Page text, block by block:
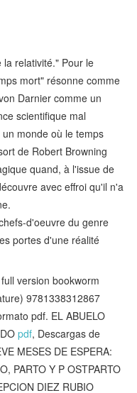
relativité." Pour le
mort" résonne comme
Darnier comme un
scientifique mal
monde où le temps
de Robert Browning
quand, à l'issue de
avec effroi qu'il n'a
d'oeuvre du genre
portes d'une réalité
version bookworm
9781338312867
pdf. EL ABUELO
pdf, Descargas de
MESES DE ESPERA:
PARTO Y P OSTPARTO
DIEZ RUBIO